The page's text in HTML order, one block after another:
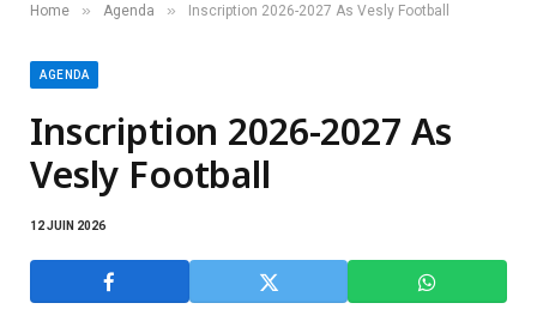
Home » Agenda » Inscription 2026-2027 As Vesly Football
AGENDA
Inscription 2026-2027 As
Vesly Football
12 JUIN 2026